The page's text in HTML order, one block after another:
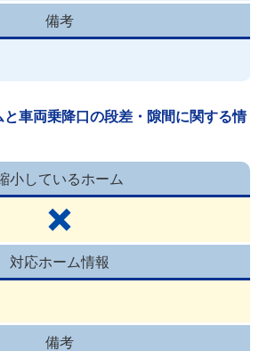
備考
と車両乗降口の段差・隙間に関する情
小しているホーム
対応ホーム情報
備考